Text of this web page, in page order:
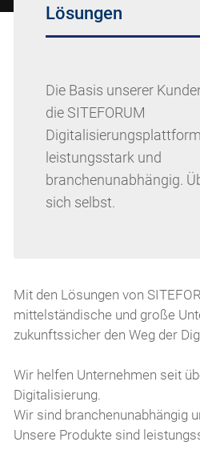
Lösungen
Die Basis unserer
die SITEFORUM
leistungsstark und
branchenunabhängig.
sich selbst.
Mit den Lösungen von
mittelständische und große
zukunftssicher den Weg der
Wir helfen Unternehmen seit
Digitalisierung.
Wir sind branchenunabhängig
Unsere Produkte sind